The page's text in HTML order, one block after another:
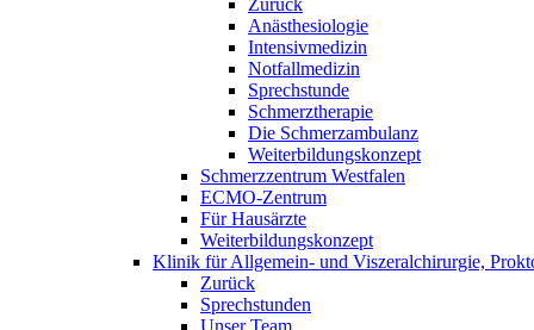
Zurück
Anästhesiologie
Intensivmedizin
Notfallmedizin
Sprechstunde
Schmerztherapie
Die Schmerzambulanz
Weiterbildungskonzept
Schmerzzentrum Westfalen
ECMO-Zentrum
Für Hausärzte
Weiterbildungskonzept
Klinik für Allgemein- und Viszeralchirurgie,
Zurück
Sprechstunden
Unser Team